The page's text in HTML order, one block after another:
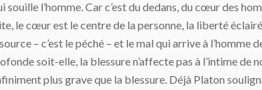
souille l’homme. Car c’est du dedans, du cœur des
le cœur est le centre de la personne, la liberté
– c’est le péché – et le mal qui arrive à l’homme
soit-elle, la blessure n’affecte pas à l’intime de
plus grave que la blessure. Déjà Platon